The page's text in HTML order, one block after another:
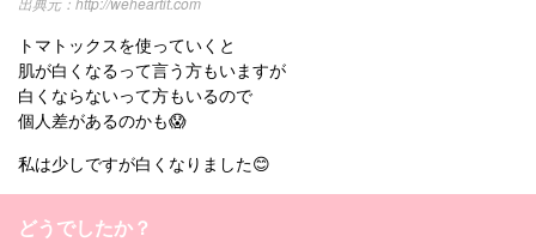
トマトックスを使っていくと
肌が白くなるって言う方もいますが
白くならないって方もいるので
個人差があるのかも😱
私は少しですが白くなりました😊
どうでしたか？